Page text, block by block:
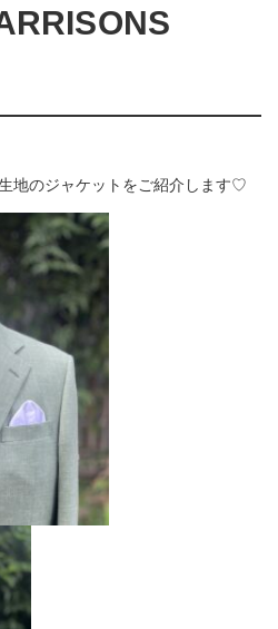
地のジャケットをご紹介します♡